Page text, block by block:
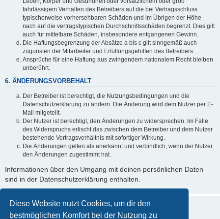
Diese Website nutzt Cookies, um dir den
bestmöglichen Komfort bei der Nutzung zu
fahrlässigem Verhalten des Betreibers auf die bei Vertragsschluss
typischerweise vorhersehbaren Schäden und im Übrigen der Höhe
nach auf die vertragstypischen Durchschnittsschäden begrenzt. Dies gilt
auch für mittelbare Schäden, insbesondere entgangenen Gewinn.
Die Haftungsbegrenzung der Absätze a bis c gilt sinngemäß auch
zugunsten der Mitarbeiter und Erfüllungsgehilfen des Betreibers.
Ansprüche für eine Haftung aus zwingendem nationalem Recht bleiben
unberührt.
6. ÄNDERUNGSVORBEHALT
Der Betreiber ist berechtigt, die Nutzungsbedingungen und die
Datenschutzerklärung zu ändern. Die Änderung wird dem Nutzer per E-
Mail mitgeteilt.
Der Nutzer ist berechtigt, den Änderungen zu widersprechen. Im Falle
des Widerspruchs erlischt das zwischen dem Betreiber und dem Nutzer
bestehende Vertragsverhältnis mit sofortiger Wirkung.
Die Änderungen gelten als anerkannt und verbindlich, wenn der Nutzer
den Änderungen zugestimmt hat.
Informationen über den Umgang mit deinen persönlichen Daten
sind in der Datenschutzerklärung enthalten.